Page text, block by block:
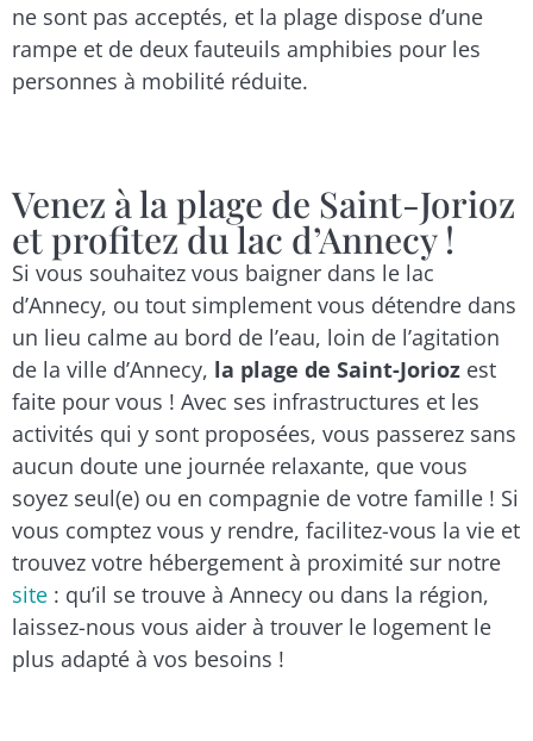
ne sont pas acceptés, et la plage dispose d’une
rampe et de deux fauteuils amphibies pour les
personnes à mobilité réduite.
Venez à la plage de Saint-Jorioz
et profitez du lac d’Annecy !
Si vous souhaitez vous baigner dans le lac
d’Annecy, ou tout simplement vous détendre dans
un lieu calme au bord de l’eau, loin de l’agitation
de la ville d’Annecy, la plage de Saint-Jorioz est
faite pour vous ! Avec ses infrastructures et les
activités qui y sont proposées, vous passerez sans
aucun doute une journée relaxante, que vous
soyez seul(e) ou en compagnie de votre famille ! Si
vous comptez vous y rendre, facilitez-vous la vie et
trouvez votre hébergement à proximité sur notre
site : qu’il se trouve à Annecy ou dans la région,
laissez-nous vous aider à trouver le logement le
plus adapté à vos besoins !